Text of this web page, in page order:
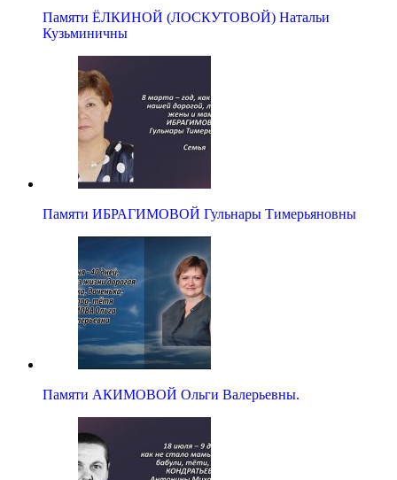
Памяти ЁЛКИНОЙ (ЛОСКУТОВОЙ) Натальи
Кузьминичны
Памяти ИБРАГИМОВОЙ Гульнары Тимерьяновны
Памяти АКИМОВОЙ Ольги Валерьевны.